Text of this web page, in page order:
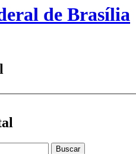
de Brasília
Buscar